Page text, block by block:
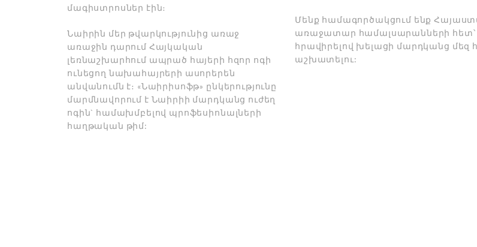
մագիստրոսներ էին։
Նաիրին մեր թվարկությունից առաջ
առաջին դարում Հայկական
լեռնաշխարհում ապրած հայերի հզոր ոգի
ունեցող նախահայրերի ասորերեն
անվանումն է։ «Նաիրիսոֆթ» ընկերությունը
մարմնավորում է Նաիրիի մարդկանց ուժեղ
ոգին` համախմբելով պրոֆեսիոնալների
հաղթական թիմ:
Մենք համագործակցում ենք
առաջատար համալսարանների հետ՝
հրավիրելով խելացի մարդկանց մեզ
աշխատելու: